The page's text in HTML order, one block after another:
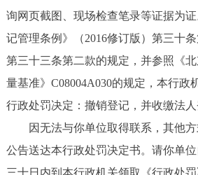
询网页截图、现场检查笔录等证据为
记管理条例》（2016修订版）第三十条
第三十三条第二款的规定，并参照《
量基准》C08004A030的规定，本行政
行政处罚决定：撤销登记，并收缴法人
因无法与你单位取得联系，其他方
公告送达本行政处罚决定书。请你单
三十日内到本行政机关领取《行政处